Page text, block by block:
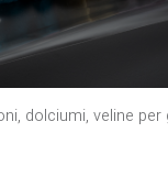
dolciumi, veline per